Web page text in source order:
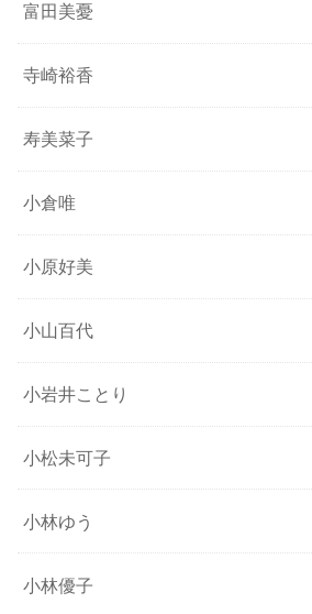
富田美憂
寺崎裕香
寿美菜子
小倉唯
小原好美
小山百代
小岩井ことり
小松未可子
小林ゆう
小林優子